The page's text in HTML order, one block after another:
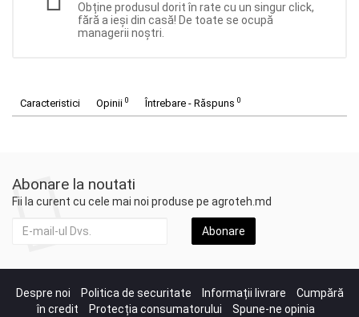
Obține produsul dorit în rate cu un singur click,
fără a ieși din casă! De toate se ocupă
managerii noștri.
Caracteristici Opinii 0 Întrebare - Răspuns 0
Abonare la noutati
Fii la curent cu cele mai noi produse pe agroteh.md
Abonare
Despre noi Politica de securitate Informații livrare
Cumpără
în credit
Protecția consumatorului Spune-ne opinia